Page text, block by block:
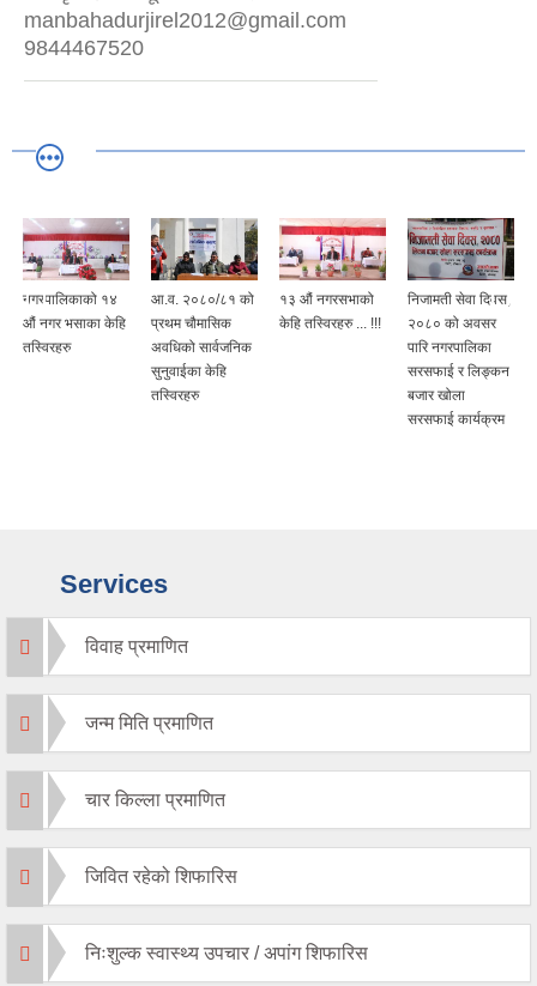
manbahadurjirel2012@gmail.com
9844467520
नगरपालिकाको १४
औं नगर भसाका केहि
तस्विरहरु
आ.व. २०८०/८१ को
प्रथम चौमासिक
अवधिको सार्वजनिक
सुनुवाईका केहि
तस्विरहरु
१३ औं नगरसभाको
केहि तस्विरहरु ... !!!
निजामती सेवा दिवस,
२०८० को अवसर
पारि नगरपालिका
सरसफाई र लिङ्कन
बजार खोला
सरसफाई कार्यक्रम
Services
विवाह प्रमाणित
जन्म मिति प्रमाणित
चार किल्ला प्रमाणित
जिवित रहेको शिफारिस
निःशुल्क स्वास्थ्य उपचार / अपांग शिफारिस